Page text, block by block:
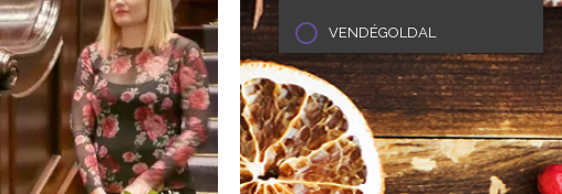
VENDÉGOLDAL